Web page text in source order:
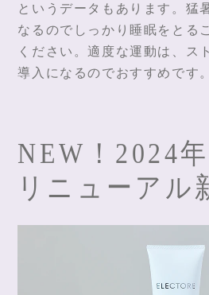
というデータもあります。猛
なるのでしっかり睡眠をとる
ください。適度な運動は、ス
導入になるのでおすすめです。
NEW！2024
リニューアル